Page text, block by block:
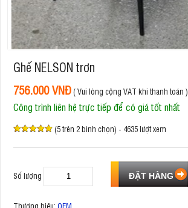
Ghế NELSON trơn
756.000 VNĐ( Vui lòng cộng VAT khi thanh toán )
Công trình liên hệ trực tiếp để có giá tốt nhất
(5 trên 2 bình chọn) - 4635 lượt xem
Số lượng
Thương hiệu: OEM